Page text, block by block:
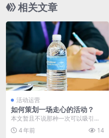
相关文章
活动运营
如何策划一场走心的活动？
本文暂且不说那种一次可以吸引几
万人参与的活动如何策划，对于刚
入门的运营小白来说，...
4 年前 14